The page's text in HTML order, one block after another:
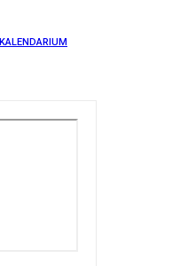
KALENDARIUM